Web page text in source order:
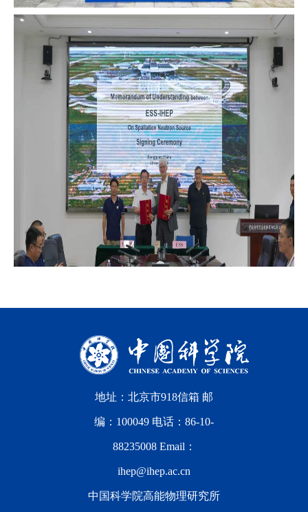
地址：北京市918信箱 邮
编：100049 电话：86-10-
88235008 Email：
ihep@ihep.ac.cn
中国科学院高能物理研究所